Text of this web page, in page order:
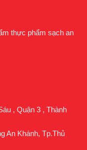
thực phẩm sạch an
, Quận 3 , Thành
An Khánh, Tp.Thủ